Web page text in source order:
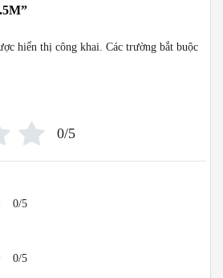
hiển thị công khai. Các trường bắt buộc
0/5
0/5
0/5